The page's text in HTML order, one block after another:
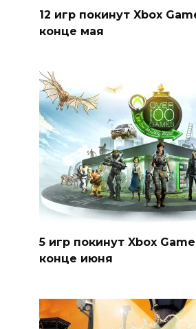
12 игр покинут Xbox
конце мая
5 игр покинут Xbox
конце июня